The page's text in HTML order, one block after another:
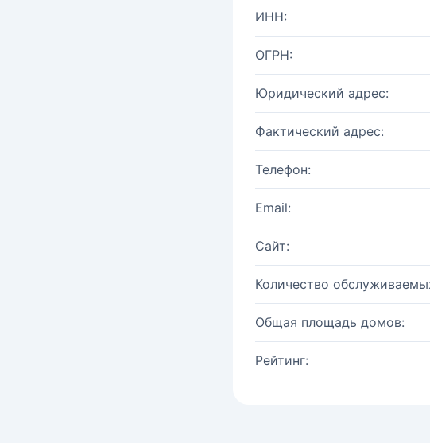
ИНН:
ОГРН:
Юридический адрес:
Фактический адрес:
Телефон:
Email:
Сайт:
Количество
Общая площадь домов:
Рейтинг: